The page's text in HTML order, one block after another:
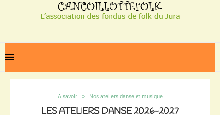
A savoir Nos ateliers danse et musique
LES ATELIERS DANSE 2026-2027